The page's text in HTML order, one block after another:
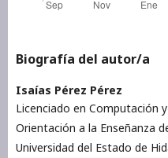
Biografía del autor/a
Isaías Pérez Pérez
Licenciado en Computación
Orientación a la Enseñanza
Universidad del Estado de